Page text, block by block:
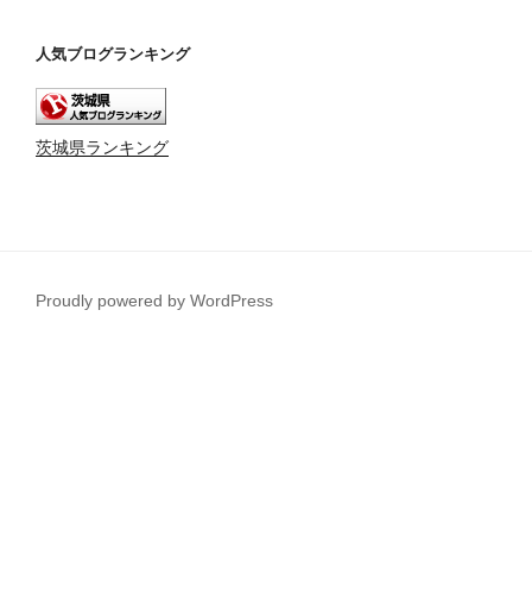
人気ブログランキング
茨城県ランキング
Proudly powered by WordPress